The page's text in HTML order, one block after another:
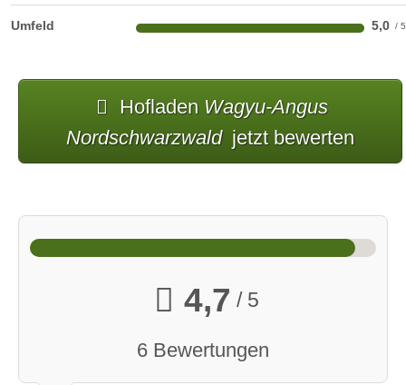
Umfeld 5,0
Hofladen Wagyu-Angus
Nordschwarzwald jetzt bewerten
4,7 / 5
6 Bewertungen